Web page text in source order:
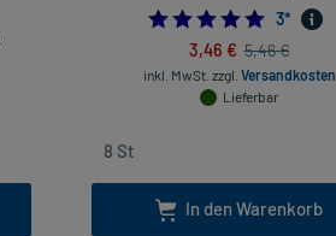
5.0
3*
3,46 € 5,46 €
inkl. MwSt. zzgl. Versandkosten
Lieferbar
In den Warenkorb